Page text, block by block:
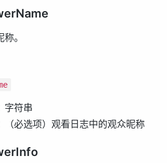
。
字符串
（必选项）观看日志中的观众昵称